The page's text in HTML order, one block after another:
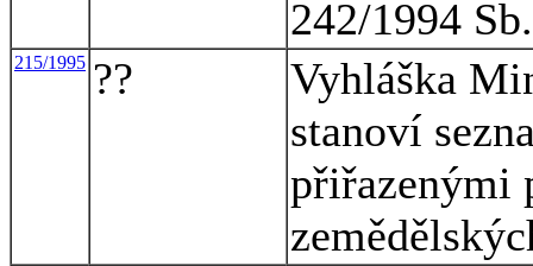
242/1994
215/1995 ??
Vyhláška
stanoví
přiřazenými